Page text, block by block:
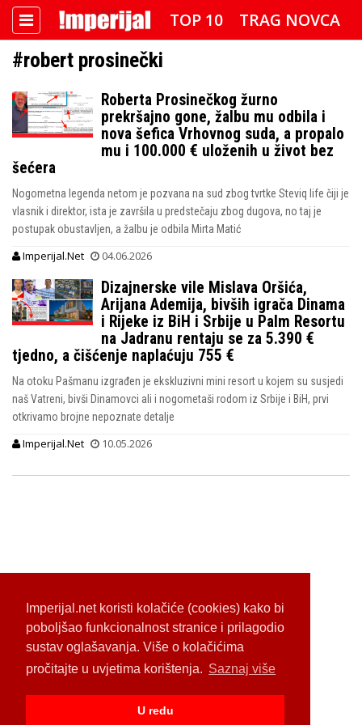
Imperijal.net koristi kolačiće (cookies) kako bi
poboljšao funkcionalnost stranice i prilagodio
sustav oglašavanja. Više o kolačićima
pročitajte u uvjetima korištenja. Saznaj više
U redu
TOP 10
TRAG NOVCA
DETEKTOR
FOTO SPECIJAL
IMPERIJAL VIDEO
RADAR
IMPERIJAL & FREETIME
IMPERIJALOVE POZNATE FACE
#robert prosinečki
Roberta Prosinečkog žurno
prekršajno gone, žalbu mu odbila i
nova šefica Vrhovnog suda, a propalo
mu i 100.000 € uloženih u život bez
šećera
Nogometna legenda netom je pozvana na sud zbog tvrtke Steviq life čiji je
vlasnik i direktor, ista je završila u predstečaju zbog dugova, no taj je
postupak obustavljen, a žalbu je odbila Mirta Matić
Imperijal.Net 04.06.2026
Dizajnerske vile Mislava Oršića,
Arijana Ademija, bivših igrača Dinama
i Rijeke iz BiH i Srbije u Palm Resortu
na Jadranu rentaju se za 5.390 €
tjedno, a čišćenje naplaćuju 755 €
Na otoku Pašmanu izgrađen je ekskluzivni mini resort u kojem su susjedi
naš Vatreni, bivši Dinamovci ali i nogometaši rodom iz Srbije i BiH, prvi
otkrivamo brojne nepoznate detalje
Imperijal.Net 10.05.2026